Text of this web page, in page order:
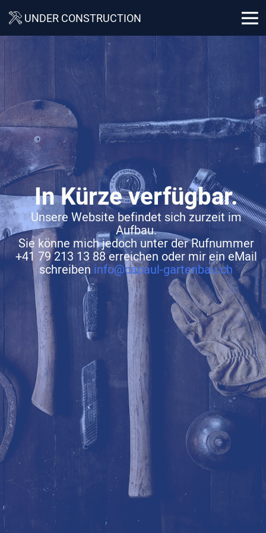
UNDER CONSTRUCTION
In Kürze verfügbar.
Unsere Website befindet sich zurzeit im
Aufbau.
Sie könne mich jedoch unter der Rufnummer
+41 79 213 13 88 erreichen oder mir ein eMail
schreiben info@capaul-gartenbau.ch